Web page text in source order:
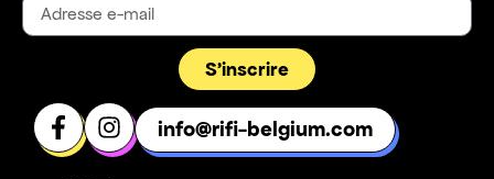
S'inscrire
info@rifi-belgium.com